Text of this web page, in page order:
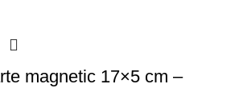
magnetic 17×5 cm –